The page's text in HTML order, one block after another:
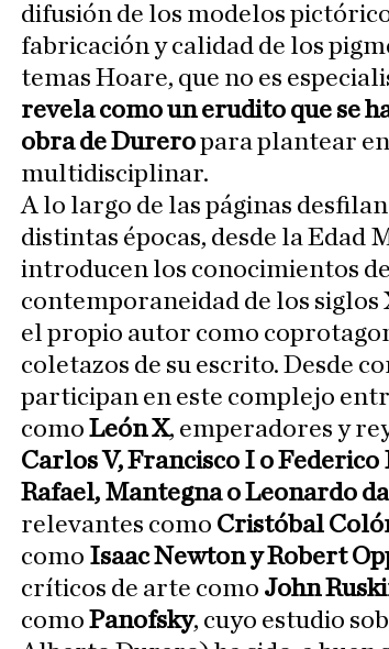
difusión de los modelos
fabricación y calidad de los
temas Hoare, que no es
revela como un erudito que se
obra de Dureropara plantear
multidisciplinar.
A lo largo de las páginas
distintas épocas, desde la Edad
introducen los conocimientos
contemporaneidad de los
el propio autor como
coletazos de su escrito. Desde
participan en este complejo
como León X, emperadores y
Carlos V, Francisco I o
Rafael, Mantegna o Leonardo
relevantes como Cristóbal
como Isaac Newton y Robert
críticos de arte como John
como Panofsky, cuyo estudio